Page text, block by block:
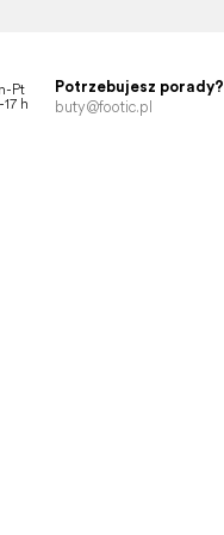
Potrzebujesz porady?
buty@footic.pl